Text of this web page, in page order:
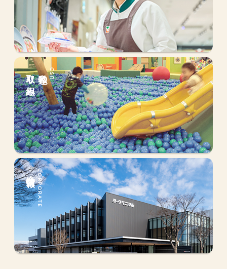
CSR
私達の
取り組み
CORPORATE
会社情報